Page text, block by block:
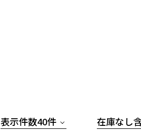
表示件数40件 在庫なし